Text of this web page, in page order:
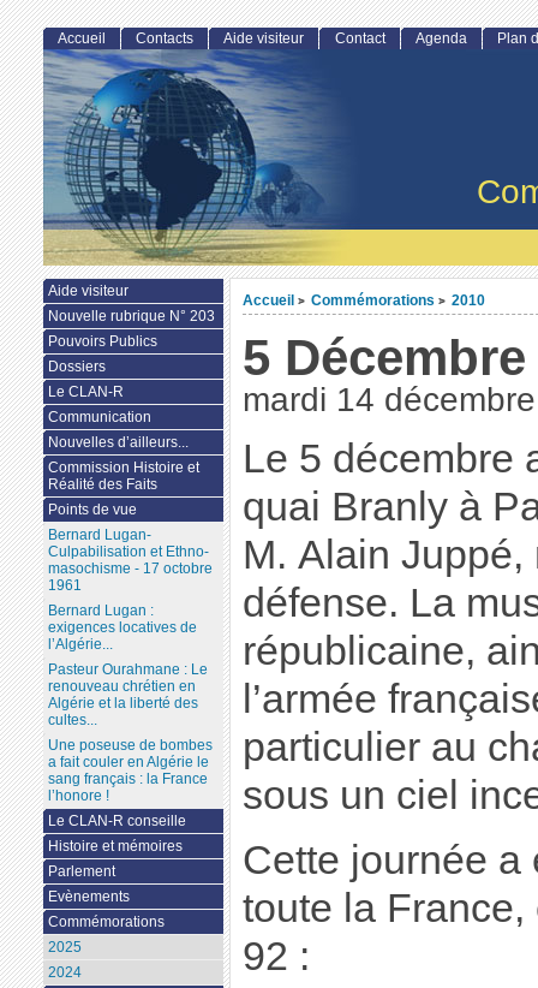
Accueil > Commémorations > 2010
5 Décembre
mardi 14
Le 5 décembre
quai Branly à
M. Alain
défense. La
républicaine,
l’armée
particulier au
sous un ciel
Cette journée a
toute la
92 :
Accueil Contacts Aide visiteur Contact Agenda Plan
Aide visiteur
Nouvelle rubrique N° 203
Pouvoirs Publics
Dossiers
Le CLAN-R
Communication
Nouvelles d’ailleurs...
Commission Histoire et
Réalité des Faits
Points de vue
Bernard Lugan-
Culpabilisation et Ethno-
masochisme - 17 octobre
1961
Bernard Lugan :
exigences locatives de
l’Algérie...
Pasteur Ourahmane : Le
renouveau chrétien en
Algérie et la liberté des
cultes...
Une poseuse de bombes
a fait couler en Algérie le
sang français : la France
l’honore !
Le CLAN-R conseille
Histoire et mémoires
Parlement
Evènements
Commémorations
2025
2024